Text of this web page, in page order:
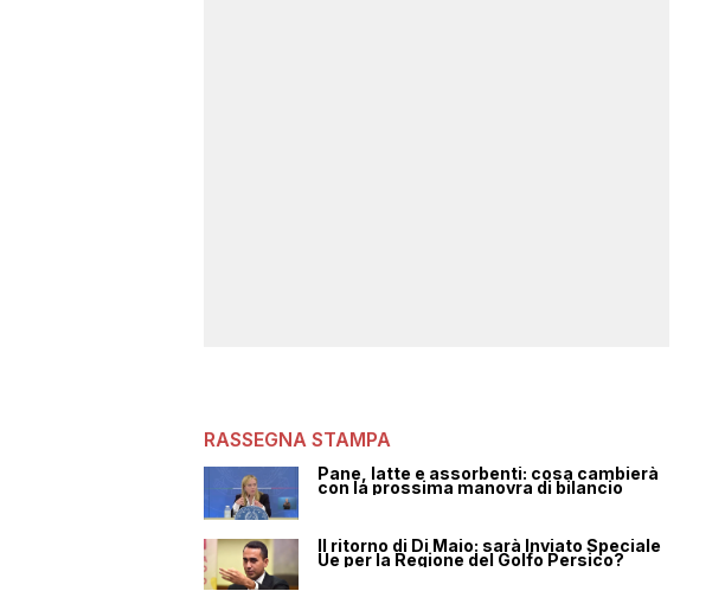
RASSEGNA STAMPA
Pane, latte e assorbenti: cosa cambierà
con la prossima manovra di bilancio
Il ritorno di Di Maio: sarà Inviato Speciale
Ue per la Regione del Golfo Persico?